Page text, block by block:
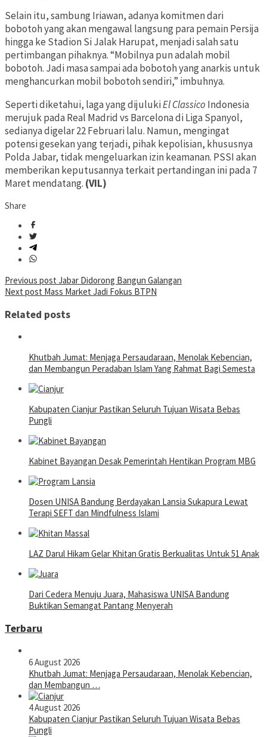
Selain itu, sambung Iriawan, adanya komitmen dari
bobotoh yang akan mengawal langsung para pemain Persija
hingga ke Stadion Si Jalak Harupat, menjadi salah satu
pertimbangan pihaknya. “Mobilnya pun adalah mobil
bobotoh. Jadi masa sampai ada bobotoh yang anarkis untuk
menghancurkan mobil bobotoh sendiri,” imbuhnya.
Seperti diketahui, laga yang dijulukiEl Classico Indonesia
merujuk pada Real Madrid vs Barcelona di Liga Spanyol,
sedianya digelar 22 Februari lalu. Namun, mengingat
potensi gesekan yang terjadi, pihak kepolisian, khususnya
Polda Jabar, tidak mengeluarkan izin keamanan. PSSI akan
memberikan keputusannya terkait pertandingan ini pada 7
Maret mendatang. (VIL)
Share
Post
navigation
Previous post Jabar Didorong Bangun Galangan
Next post Mass Market Jadi Fokus BTPN
Related posts
Khutbah Jumat: Menjaga Persaudaraan, Menolak Kebencian,
dan Membangun Peradaban Islam Yang Rahmat Bagi Semesta
Kabupaten Cianjur Pastikan Seluruh Tujuan Wisata Bebas
Pungli
Kabinet Bayangan Desak Pemerintah Hentikan Program MBG
Dosen UNISA Bandung Berdayakan Lansia Sukapura Lewat
Terapi SEFT dan Mindfulness Islami
LAZ Darul Hikam Gelar Khitan Gratis Berkualitas Untuk 51 Anak
Dari Cedera Menuju Juara, Mahasiswa UNISA Bandung
Buktikan Semangat Pantang Menyerah
Terbaru
6 August 2026
Khutbah Jumat: Menjaga Persaudaraan, Menolak Kebencian,
dan Membangun …
4 August 2026
Kabupaten Cianjur Pastikan Seluruh Tujuan Wisata Bebas
Pungli